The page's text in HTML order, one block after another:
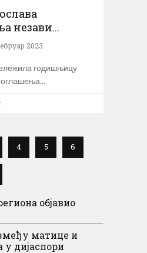
незави...
2023.
годишњицу
4 5 6
објавио
матице и
у дијаспори